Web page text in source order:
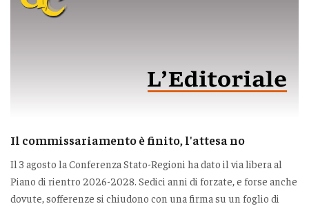
Il commissariamento è finito, l'attesa no
Il 3 agosto la Conferenza Stato-Regioni ha dato il via libera al
Piano di rientro 2026-2028. Sedici anni di forzate, e forse anche
dovute, sofferenze si chiudono con una firma su un foglio di